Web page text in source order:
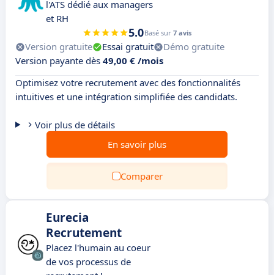
l'ATS dédié aux managers
et RH
5.0Basé sur 7 avis
Version gratuite Essai gratuit
Démo gratuite
Version payante dès 49,00 € /mois
Optimisez votre recrutement avec des fonctionnalités
intuitives et une intégration simplifiée des candidats.
Voir plus de détails
En savoir plus
Comparer
Eurecia
Recrutement
Placez l'humain au coeur
de vos processus de